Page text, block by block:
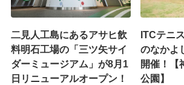
二見人工島にあるアサヒ飲
料明石工場の「三ツ矢サイ
ダーミュージアム」が8月1
日リニューアルオープン！
ITCテニ
のなかよ
開催！【
公園】